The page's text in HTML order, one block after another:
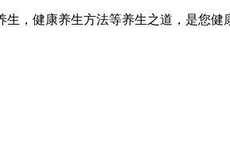
，健康养生方法等养生之道，是您健